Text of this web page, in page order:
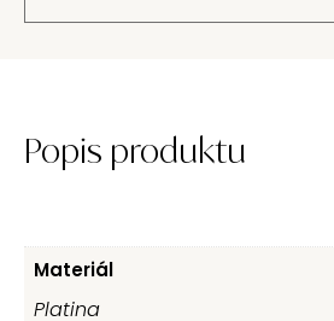
Popis produktu
Materiál
Platina